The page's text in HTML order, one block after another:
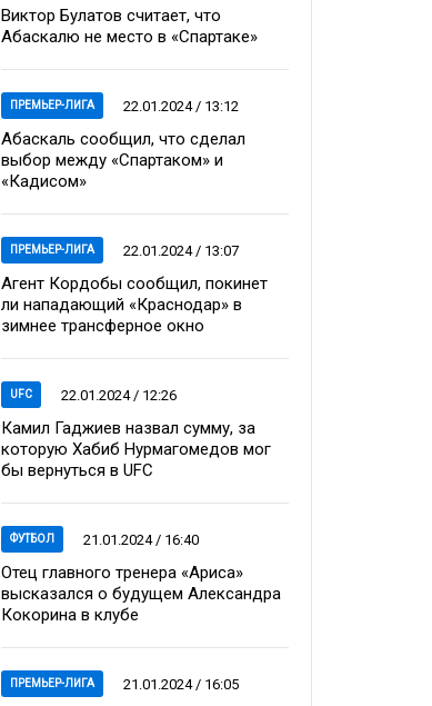
Виктор Булатов считает, что
Абаскалю не место в «Спартаке»
ПРЕМЬЕР-ЛИГА 22.01.2024 / 13:12
Абаскаль сообщил, что сделал
выбор между «Спартаком» и
«Кадисом»
ПРЕМЬЕР-ЛИГА 22.01.2024 / 13:07
Агент Кордобы сообщил, покинет
ли нападающий «Краснодар» в
зимнее трансферное окно
UFC 22.01.2024 / 12:26
Камил Гаджиев назвал сумму, за
которую Хабиб Нурмагомедов мог
бы вернуться в UFC
ФУТБОЛ 21.01.2024 / 16:40
Отец главного тренера «Ариса»
высказался о будущем Александра
Кокорина в клубе
ПРЕМЬЕР-ЛИГА 21.01.2024 / 16:05